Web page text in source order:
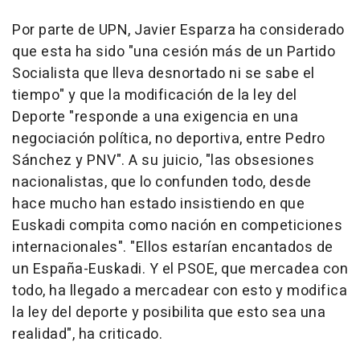
Por parte de UPN, Javier Esparza ha considerado
que esta ha sido "una cesión más de un Partido
Socialista que lleva desnortado ni se sabe el
tiempo" y que la modificación de la ley del
Deporte "responde a una exigencia en una
negociación política, no deportiva, entre Pedro
Sánchez y PNV". A su juicio, "las obsesiones
nacionalistas, que lo confunden todo, desde
hace mucho han estado insistiendo en que
Euskadi compita como nación en competiciones
internacionales". "Ellos estarían encantados de
un España-Euskadi. Y el PSOE, que mercadea con
todo, ha llegado a mercadear con esto y modifica
la ley del deporte y posibilita que esto sea una
realidad", ha criticado.